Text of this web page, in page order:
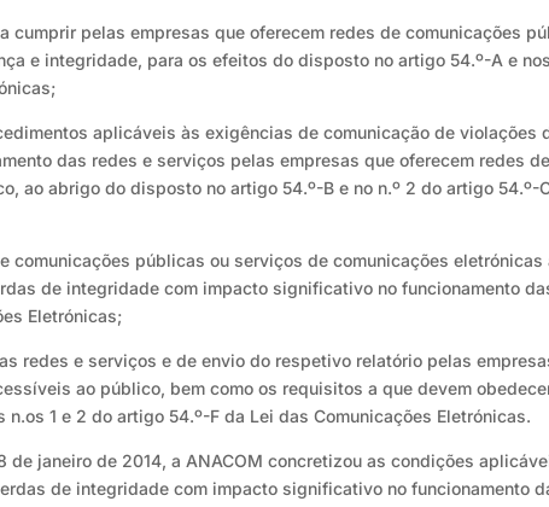
pelas empresas que oferecem redes de comunicações
e integridade, para os efeitos do disposto no artigo 54.º-A e
aplicáveis às exigências de comunicação de violações
das redes e serviços pelas empresas que oferecem redes
ao abrigo do disposto no artigo 54.º-B e no n.º 2 do artigo 54.º-
comunicações públicas ou serviços de comunicações
de integridade com impacto significativo no funcionamento
Eletrónicas;
redes e serviços e de envio do respetivo relatório pelas
ao público, bem como os requisitos a que devem
1 e 2 do artigo 54.º-F da Lei das Comunicações Eletrónicas.
de janeiro de 2014, a ANACOM concretizou as condições
de integridade com impacto significativo no funcionamento